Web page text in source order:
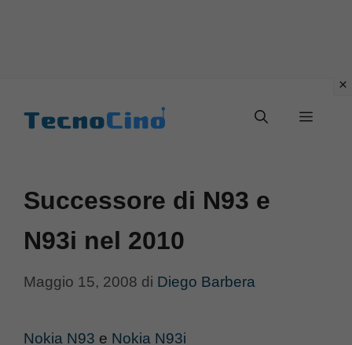
Menu
Successore di N93 e
N93i nel 2010
Maggio 15, 2008 di Diego Barbera
Nokia N93 e Nokia N93i